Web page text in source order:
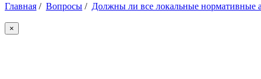
Главная / Вопросы / Должны ли все локальные нормативные
×